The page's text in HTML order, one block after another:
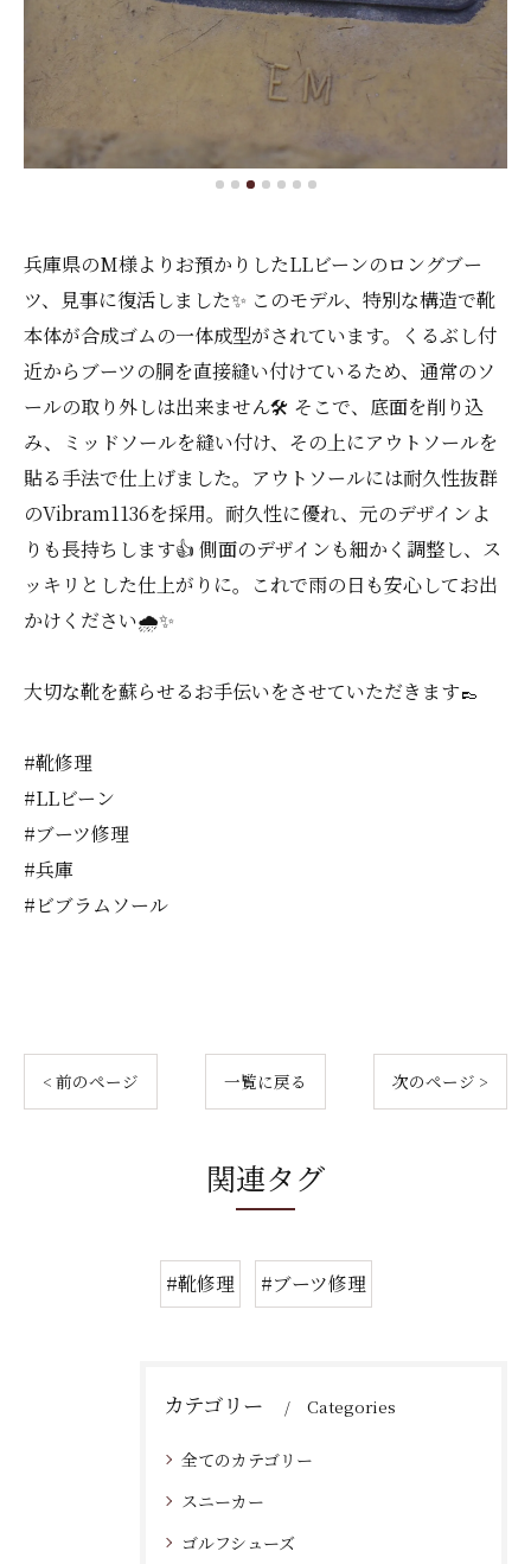
兵庫県のM様よりお預かりしたLLビーンのロングブー
ツ、見事に復活しました✨ このモデル、特別な構造で靴
本体が合成ゴムの一体成型がされています。くるぶし付
近からブーツの胴を直接縫い付けているため、通常のソ
ールの取り外しは出来ません🛠️ そこで、底面を削り込
み、ミッドソールを縫い付け、その上にアウトソールを
貼る手法で仕上げました。アウトソールには耐久性抜群
のVibram1136を採用。耐久性に優れ、元のデザインよ
りも長持ちします👍 側面のデザインも細かく調整し、ス
ッキリとした仕上がりに。これで雨の日も安心してお出
かけください🌧️✨
大切な靴を蘇らせるお手伝いをさせていただきます👞
#靴修理
#LLビーン
#ブーツ修理
#兵庫
#ビブラムソール
< 前のページ 一覧に戻る 次のページ >
関連タグ
#靴修理 #ブーツ修理
カテゴリー Categories
全てのカテゴリー
スニーカー
ゴルフシューズ